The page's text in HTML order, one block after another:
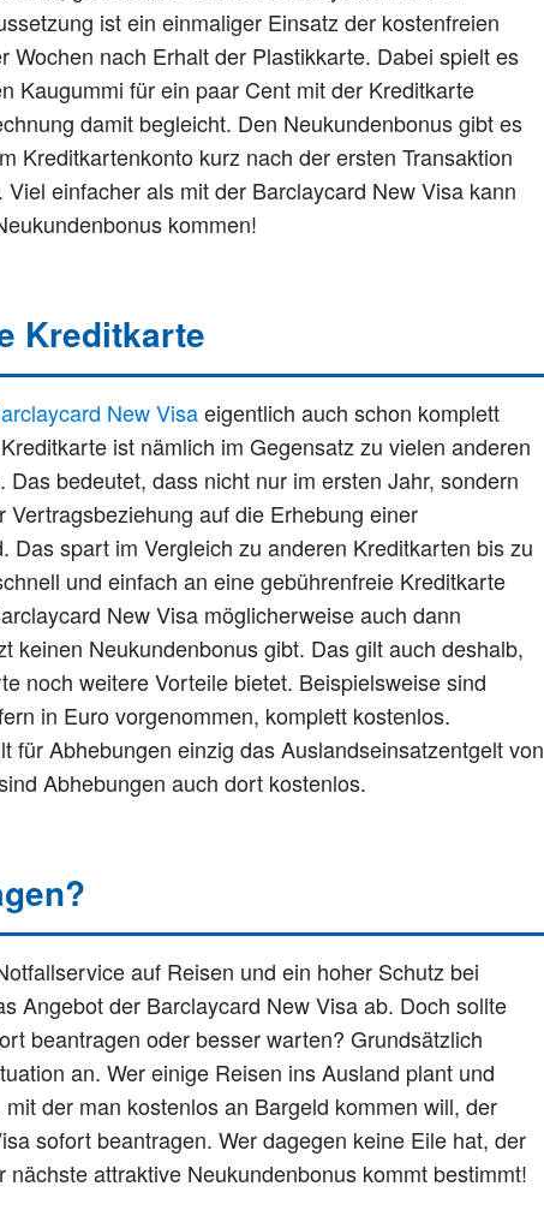
ist ein einmaliger Einsatz der kostenfreien
Wochen nach Erhalt der Plastikkarte. Dabei spielt es
Kaugummi für ein paar Cent mit der Kreditkarte
damit begleicht. Den Neukundenbonus gibt es
Kreditkartenkonto kurz nach der ersten Transaktion
einfacher als mit der Barclaycard New Visa kann
kommen!
Kreditkarte
New Visaeigentlich auch schon komplett
ist nämlich im Gegensatz zu vielen anderen
bedeutet, dass nicht nur im ersten Jahr, sondern
auf die Erhebung einer
Das spart im Vergleich zu anderen Kreditkarten bis zu
und einfach an eine gebührenfreie Kreditkarte
New Visa möglicherweise auch dann
keinen Neukundenbonus gibt. Das gilt auch deshalb,
noch weitere Vorteile bietet. Beispielsweise sind
in Euro vorgenommen, komplett kostenlos.
für Abhebungen einzig das Auslandseinsatzentgelt von
Abhebungen auch dort kostenlos.
auf Reisen und ein hoher Schutz bei
Angebot der Barclaycard New Visa ab. Doch sollte
beantragen oder besser warten? Grundsätzlich
an. Wer einige Reisen ins Ausland plant und
der man kostenlos an Bargeld kommen will, der
sofort beantragen. Wer dagegen keine Eile hat, der
attraktive Neukundenbonus kommt bestimmt!